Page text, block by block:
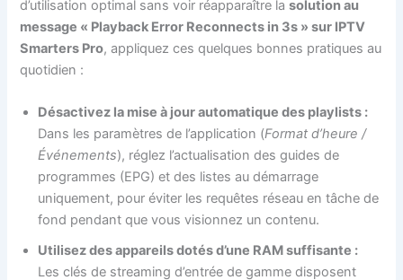
d’utilisation optimal sans voir réapparaître lasolution au
message « Playback Error Reconnects in 3s » sur IPTV
Smarters Pro, appliquez ces quelques bonnes pratiques au
quotidien :
Désactivez la mise à jour automatique des playlists :
Dans les paramètres de l’application (Format d’heure /
Événements), réglez l’actualisation des guides de
programmes (EPG) et des listes au démarrage
uniquement, pour éviter les requêtes réseau en tâche de
fond pendant que vous visionnez un contenu.
Utilisez des appareils dotés d’une RAM suffisante :
Les clés de streaming d’entrée de gamme disposent